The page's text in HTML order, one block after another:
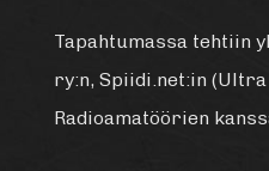
Tapahtumassa tehtiin
ry:n, Spiidi.net:in
Radioamatöörien